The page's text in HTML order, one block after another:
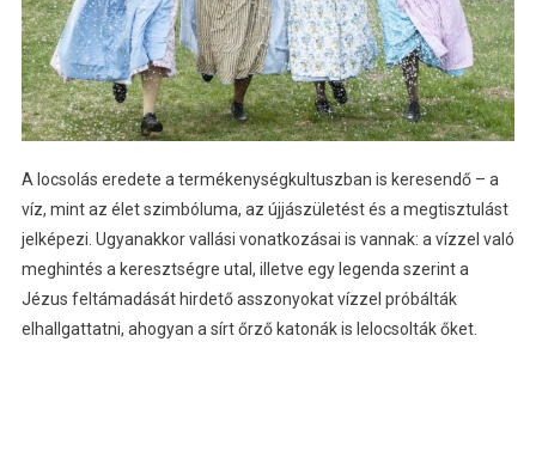
A locsolás eredete a termékenységkultuszban is keresendő – a
víz, mint az élet szimbóluma, az újjászületést és a megtisztulást
jelképezi. Ugyanakkor vallási vonatkozásai is vannak: a vízzel való
meghintés a keresztségre utal, illetve egy legenda szerint a
Jézus feltámadását hirdető asszonyokat vízzel próbálták
elhallgattatni, ahogyan a sírt őrző katonák is lelocsolták őket.